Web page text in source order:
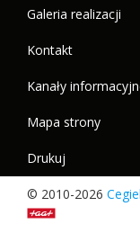
Galeria realizacji
Kontakt
Kanały
Mapa strony
Drukuj
© 2010-2026